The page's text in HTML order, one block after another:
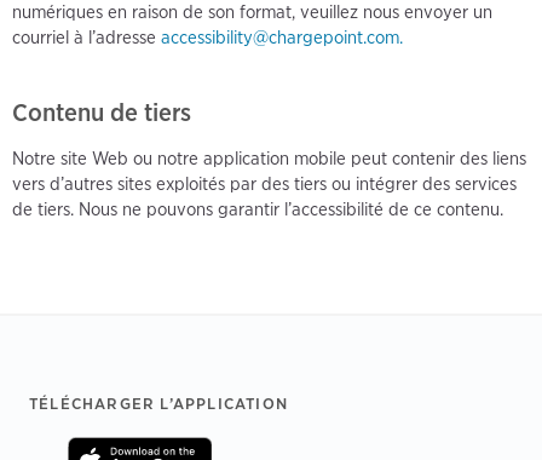
numériques en raison de son format, veuillez nous envoyer un
courriel à l’adresse accessibility@chargepoint.com.
Contenu de tiers
Notre site Web ou notre application mobile peut contenir des liens
vers d’autres sites exploités par des tiers ou intégrer des services
de tiers. Nous ne pouvons garantir l’accessibilité de ce contenu.
Footer
TÉLÉCHARGER L’APPLICATION